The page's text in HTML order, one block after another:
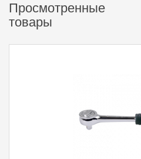
Просмотренные
товары